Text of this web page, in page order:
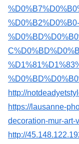
http://
https://lausanne-
decoration-mur-art-
http://